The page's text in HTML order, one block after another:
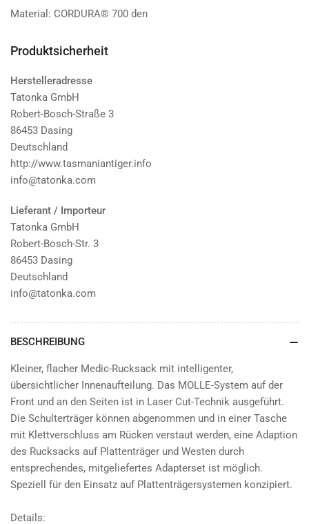
Material: CORDURA® 700 den
Produktsicherheit
Herstelleradresse
Tatonka GmbH
Robert-Bosch-Straße 3
86453 Dasing
Deutschland
http://www.tasmaniantiger.info
info@tatonka.com
Lieferant / Importeur
Tatonka GmbH
Robert-Bosch-Str. 3
86453 Dasing
Deutschland
info@tatonka.com
BESCHREIBUNG
Kleiner, flacher Medic-Rucksack mit intelligenter,
übersichtlicher Innenaufteilung. Das MOLLE-System auf der
Front und an den Seiten ist in Laser Cut-Technik ausgeführt.
Die Schulterträger können abgenommen und in einer Tasche
mit Klettverschluss am Rücken verstaut werden, eine Adaption
des Rucksacks auf Plattenträger und Westen durch
entsprechendes, mitgeliefertes Adapterset ist möglich.
Speziell für den Einsatz auf Plattenträgersystemen konzipiert.
Details: